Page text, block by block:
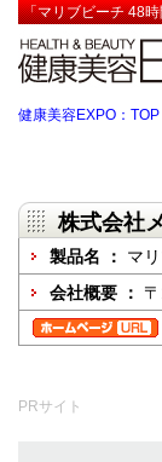
「マリブビーチ 48
健康美容EXPO：TOP
株式会社
製品名 ： マ
会社概要 ：
PRサイト